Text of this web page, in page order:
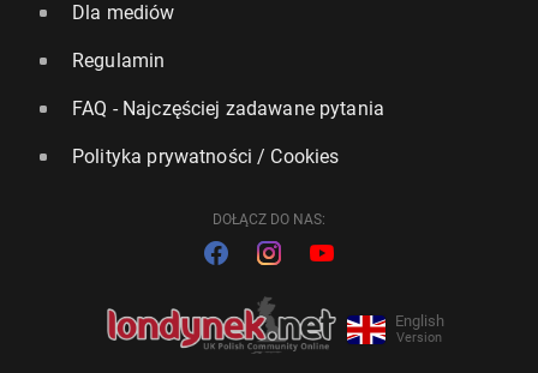
Dla mediów
Regulamin
FAQ - Najczęściej zadawane pytania
Polityka prywatności / Cookies
DOŁĄCZ DO NAS:
English
Version